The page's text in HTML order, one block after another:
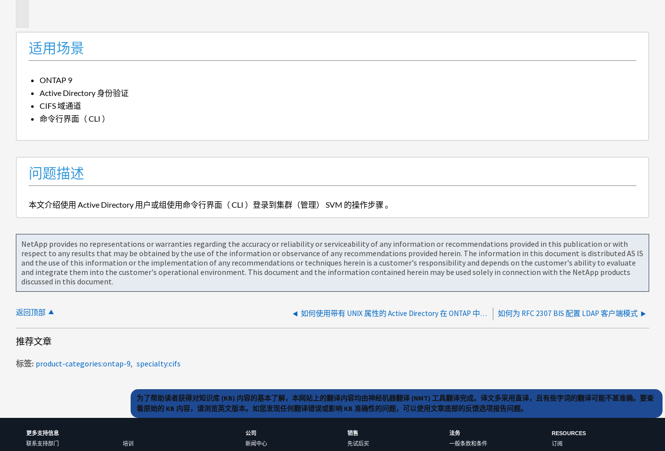
适用场景
ONTAP 9
Active Directory 身份验证
CIFS 域通道
命令行界面（ CLI ）
问题描述
本文介绍使用 Active Directory 用户或组使用命令行界面（ CLI ）登录到集群（管理） SVM 的操作步骤 。
NetApp provides no representations or warranties regarding the accuracy or reliability or serviceability of any information or recommendations provided in this publication or with
respect to any results that may be obtained by the use of the information or observance of any recommendations provided herein. The information in this document is distributed AS IS
and the use of this information or the implementation of any recommendations or techniques herein is a customer's responsibility and depends on the customer's ability to evaluate
and integrate them into the customer's operational environment. This document and the information contained herein may be used solely in connection with the NetApp products
discussed in this document.
返回顶部 如何使用带有 UNIX 属性的 Active Directory 在 ONTAP 中为安全登录账户配置 LDAP 如何为 RFC 2307 BIS 配置 LDAP 客户端模式
推荐文章
标签 product-categories:ontap-9 specialty:cifs
为了帮助读者获得对知识库 (KB) 内容的基本了解，本网站上的翻译内容均由神经机器翻译 (NMT) 工具翻译完成。译文多采用直译，且有些字词的翻译可能不甚准确。要查
看原始的 KB 内容，请浏览英文版本。如您发现任何翻译错误或影响 KB 准确性的问题，可以使用文章底部的反馈选项报告问题。
更多支持信息
联系支持部门
培训
公司
新闻中心
销售
先试后买
法务
一般条款和条件
RESOURCES
订阅